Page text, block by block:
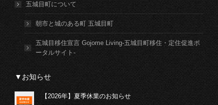
五城目町について
朝市と城のある町 五城目町
五城目移住宣言 Gojome Living-五城目町移住・定住促進ポ
ータルサイト-
▼お知らせ
【2026年】夏季休業のお知らせ